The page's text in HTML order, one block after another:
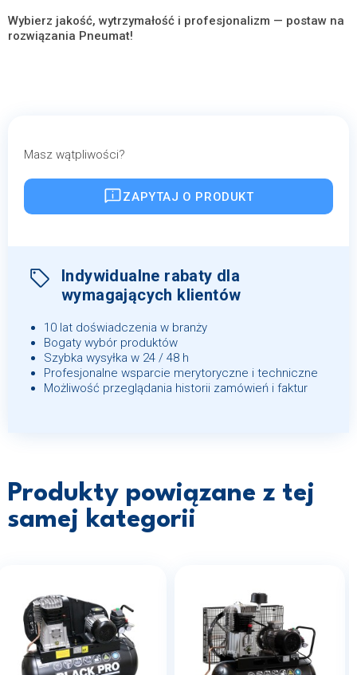
Wybierz jakość, wytrzymałość i profesjonalizm — postaw na
rozwiązania Pneumat!
Masz wątpliwości?
ZAPYTAJ O PRODUKT
Indywidualne rabaty dla
wymagających klientów
10 lat doświadczenia w branży
Bogaty wybór produktów
Szybka wysyłka w 24 / 48 h
Profesjonalne wsparcie merytoryczne i techniczne
Możliwość przeglądania historii zamówień i faktur
Produkty powiązane z tej
samej kategorii